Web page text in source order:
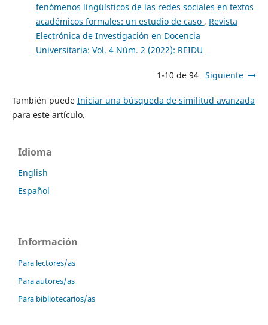
fenómenos lingüísticos de las redes sociales en textos
académicos formales: un estudio de caso , Revista
Electrónica de Investigación en Docencia
Universitaria: Vol. 4 Núm. 2 (2022): REIDU
1-10 de 94 Siguiente
También puede Iniciar una búsqueda de similitud avanzada
para este artículo.
Idioma
English
Español
Información
Para lectores/as
Para autores/as
Para bibliotecarios/as